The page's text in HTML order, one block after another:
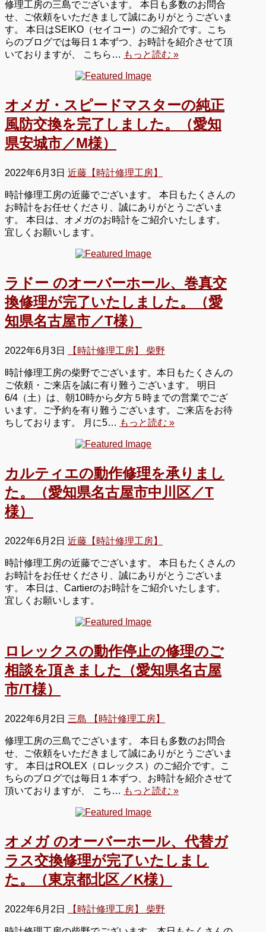
修理工房の三島でございます。 本日も多数のお問合
せ、ご依頼をいただきまして誠にありがとうございま
す。 本日はSEIKO（セイコー）のご紹介です。こち
らのブログでは毎日１本ずつ、お時計を紹介させて頂
いておりますが、 こちら… もっと読む »
オメガ・スピードマスターの純正
風防交換を完了しました。（愛知
県安城市／M様）
2022年6月3日 近藤【時計修理工房】
時計修理工房の近藤でございます。 本日もたくさんの
お時計をお任せくださり、誠にありがとうございま
す。 本日は、オメガのお時計をご紹介いたします。
宜しくお願いします。
ラドー のオーバーホール、巻真交
換修理が完了いたしました。（愛
知県名古屋市／T様）
2022年6月3日 【時計修理工房】 柴野
時計修理工房の柴野でございます。本日もたくさんの
ご依頼・ご来店を誠に有り難うございます。 明日
6/4（土）は、朝10時から夕方５時までの営業でござ
います。ご予約を有り難うございます。ご来店をお待
ちしております。 月に5… もっと読む »
カルティエの動作修理を承りまし
た。（愛知県名古屋市中川区／T
様）
2022年6月2日 近藤【時計修理工房】
時計修理工房の近藤でございます。 本日もたくさんの
お時計をお任せくださり、誠にありがとうございま
す。 本日は、Cartierのお時計をご紹介いたします。
宜しくお願いします。
ロレックスの動作停止の修理のご
相談を頂きました（愛知県名古屋
市/T様）
2022年6月2日 三島 【時計修理工房】
修理工房の三島でございます。 本日も多数のお問合
せ、ご依頼をいただきまして誠にありがとうございま
す。 本日はROLEX（ロレックス）のご紹介です。こ
ちらのブログでは毎日１本ずつ、お時計を紹介させて
頂いておりますが、 こち… もっと読む »
オメガ のオーバーホール、代替ガ
ラス交換修理が完了いたしまし
た。（東京都北区／K様）
2022年6月2日 【時計修理工房】 柴野